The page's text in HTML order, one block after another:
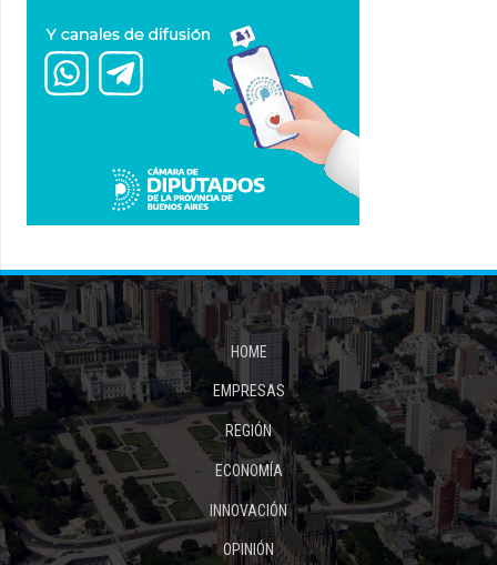
HOME
EMPRESAS
REGIÓN
ECONOMÍA
INNOVACIÓN
OPINIÓN